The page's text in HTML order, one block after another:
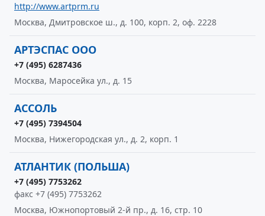
http://www.artprm.ru
Москва, Дмитровское ш., д. 100, корп. 2, оф. 2228
АРТЭСПАС ООО
+7 (495) 6287436
Москва, Маросейка ул., д. 15
АССОЛЬ
+7 (495) 7394504
Москва, Нижегородская ул., д. 2, корп. 1
АТЛАНТИК (ПОЛЬША)
+7 (495) 7753262
факс +7 (495) 7753262
Москва, Южнопортовый 2-й пр., д. 16, стр. 10